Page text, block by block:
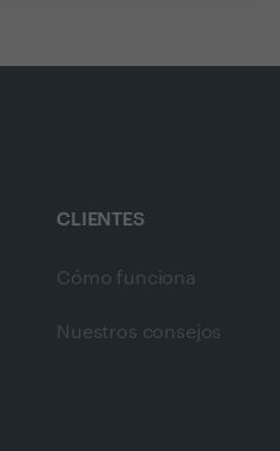
CLIENTES
Cómo funciona
Nuestros consejos